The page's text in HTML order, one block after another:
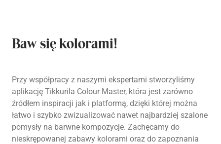
Baw się kolorami!
Przy współpracy z naszymi ekspertami stworzyliśmy
aplikację Tikkurila Colour Master, która jest zarówno
źródłem inspiracji jak i platformą, dzięki której można
łatwo i szybko zwizualizować nawet najbardziej szalone
pomysły na barwne kompozycje. Zachęcamy do
nieskrępowanej zabawy kolorami oraz do zapoznania